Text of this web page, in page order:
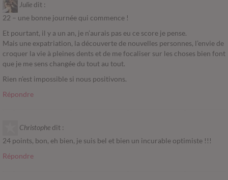
Julie dit :
22 – une bonne journée qui commence !
Et pourtant, il y a un an, je n’aurais pas eu ce score je pense.
Mais une expatriation, la découverte de nouvelles personnes, l’envie de
croquer la vie à pleines dents et de me focaliser sur les choses bien font
que je me sens changée du tout au tout.
Rien n’est impossible si nous positivons.
Répondre
Christophe dit :
24 points, bon, eh bien, je suis bel et bien un incurable optimiste !!!
Répondre